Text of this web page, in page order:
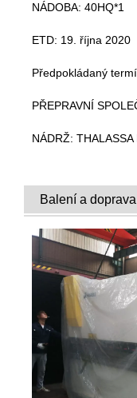
NÁDOBA: 40HQ*1
ETD: 19. října 2020
Předpokládaný
PŘEPRAVNÍ
NÁDRŽ:
Balení a doprava